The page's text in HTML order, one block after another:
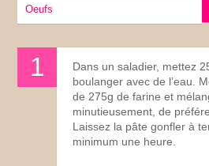
Oeufs
Dans un saladier, mettez
boulanger avec de l’eau.
de 275g de farine et
minutieusement, de
Laissez la pâte gonfler à
minimum une heure.